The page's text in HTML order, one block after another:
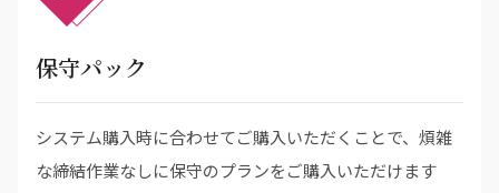
保守パック
システム購入時に合わせてご購入いただくことで、煩雑
な締結作業なしに保守のプランをご購入いただけます